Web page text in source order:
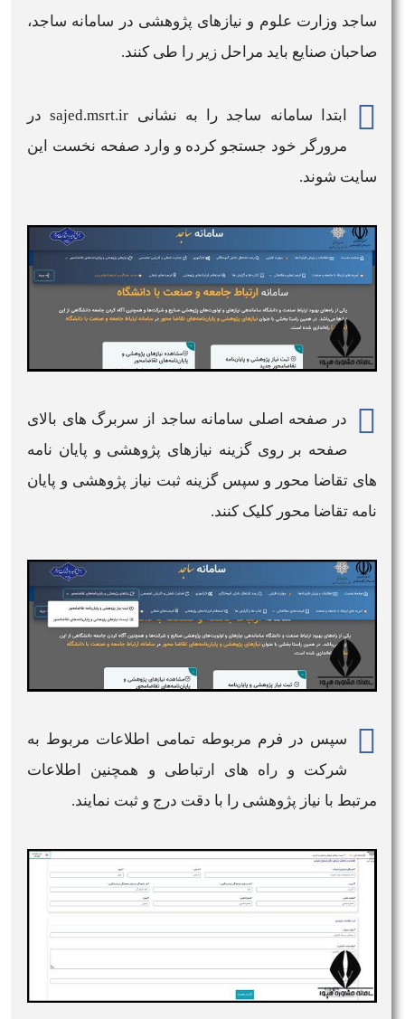
ساجد وزارت علوم و نیازهای پژوهشی در سامانه ساجد،
صاحبان صنایع باید مراحل زیر را طی کنند.
ابتدا سامانه ساجد را به نشانی sajed.msrt.irدر
مرورگر خود جستجو کرده و وارد صفحه نخست این
سایت شوند.
در صفحه اصلی سامانه ساجد
از سربرگ های بالای
صفحه بر روی گزینه نیازهای پژوهشی و پایان نامه
های تقاضا محور و سپس گزینه ثبت نیاز پژوهشی و پایان
نامه تقاضا محور کلیک کنند.
سپس در فرم مربوطه تمامی اطلاعات مربوط به
شرکت و راه های ارتباطی و همچنین اطلاعات
مرتبط با نیاز پژوهشی را با دقت درج و ثبت نمایند.